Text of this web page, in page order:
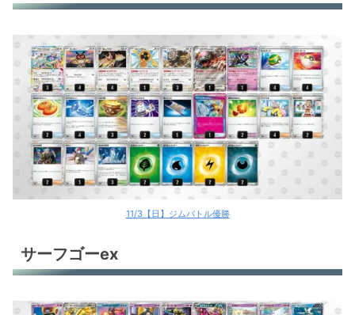
11/3【日】ジムバトル優勝
サーフゴーex